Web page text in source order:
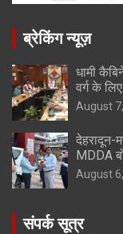
ब्रेकिंग न्यूज़
धामी
वर्ग के
August
देहरादून-
MDDA
August
संपर्क सूत्र